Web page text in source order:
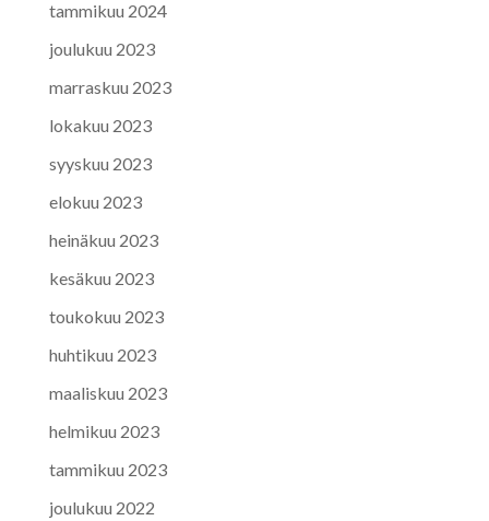
tammikuu 2024
joulukuu 2023
marraskuu 2023
lokakuu 2023
syyskuu 2023
elokuu 2023
heinäkuu 2023
kesäkuu 2023
toukokuu 2023
huhtikuu 2023
maaliskuu 2023
helmikuu 2023
tammikuu 2023
joulukuu 2022